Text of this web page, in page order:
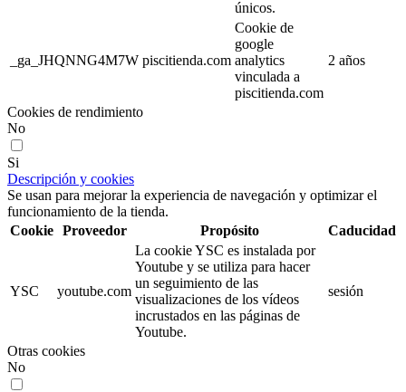
únicos.
_ga_JHQNNG4M7W piscitienda.com
Cookie de
google
analytics
vinculada a
piscitienda.com
2 años
Cookies de rendimiento
No
Si
Descripción y cookies
Se usan para mejorar la experiencia de navegación y optimizar el
funcionamiento de la tienda.
Cookie Proveedor Propósito Caducidad
YSC youtube.com
La cookie YSC es instalada por
Youtube y se utiliza para hacer
un seguimiento de las
visualizaciones de los vídeos
incrustados en las páginas de
Youtube.
sesión
Otras cookies
No